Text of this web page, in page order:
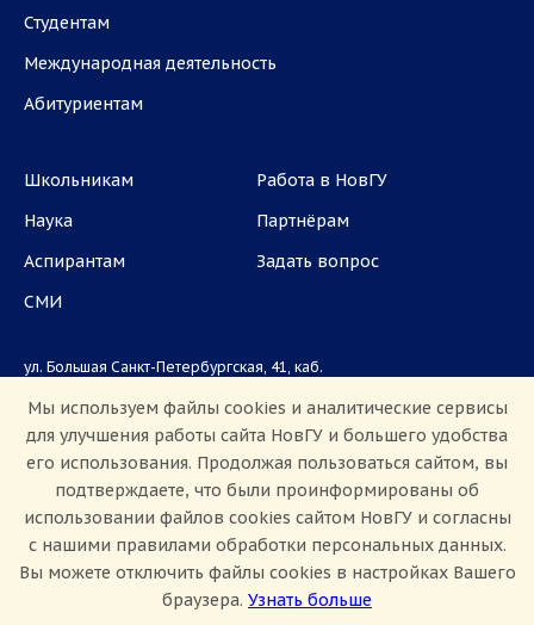
Студентам
Международная деятельность
Абитуриентам
Школьникам
Наука
Аспирантам
СМИ
Работа в НовГУ
Партнёрам
Задать вопрос
ул. Большая Санкт-Петербургская, 41, каб.
Приемная комиссия: +7(8162)33-20-44
Мы используем файлы cookies и аналитические сервисы
для улучшения работы сайта НовГУ и большего удобства
его использования. Продолжая пользоваться сайтом, вы
подтверждаете, что были проинформированы об
использовании файлов cookies сайтом НовГУ и согласны
с нашими правилами обработки персональных данных.
Вы можете отключить файлы cookies в настройках Вашего
браузера. Узнать больше